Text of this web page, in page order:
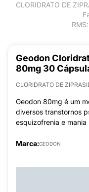
CLORIDRATO DE
RMS:
Geodon
80mg 30
CLORIDRATO DE
Geodon 80mg é um
diversos transtornos
esquizofrenia e mania
Marca:GEODON